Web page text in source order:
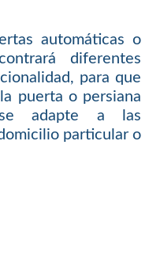
automáticas o
diferentes
para que
puerta o persiana
adapte a las
particular o